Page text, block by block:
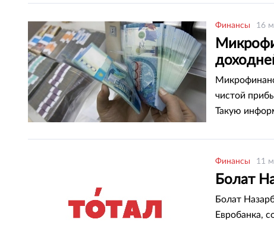
Финансы 16
чистой
Такую
Финансы 11
Болат
Болат
Евробанка,